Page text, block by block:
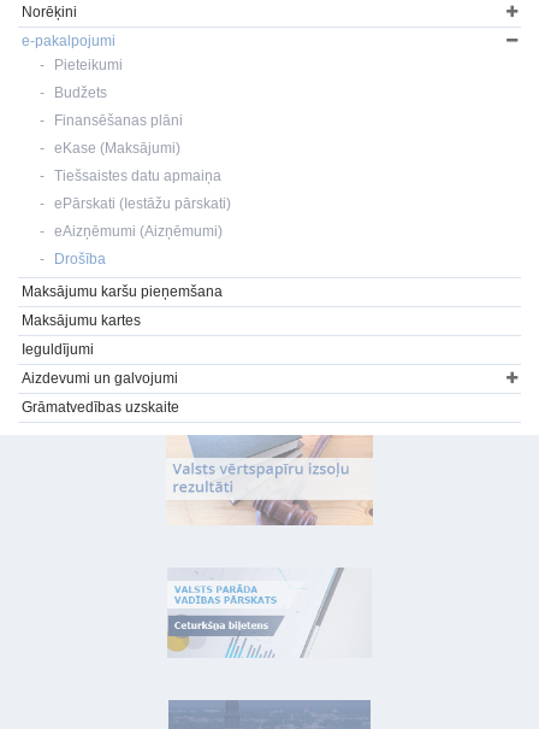
Norēķini
e-pakalpojumi
Pieteikumi
Budžets
Finansēšanas plāni
eKase (Maksājumi)
Tiešsaistes datu apmaiņa
ePārskati (Iestāžu pārskati)
eAizņēmumi (Aizņēmumi)
Drošība
Maksājumu karšu pieņemšana
Maksājumu kartes
Ieguldījumi
Aizdevumi un galvojumi
Grāmatvedības uzskaite